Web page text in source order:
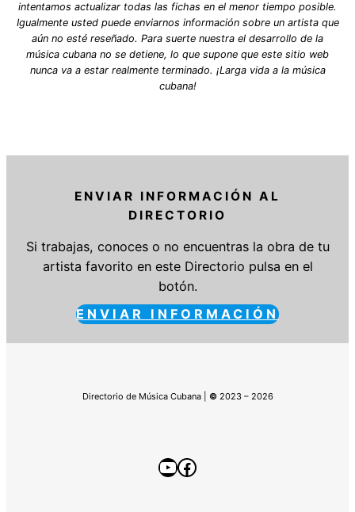
intentamos actualizar todas las fichas en el menor tiempo posible.
Igualmente usted puede enviarnos información sobre un artista que
aún no esté reseñado. Para suerte nuestra el desarrollo de la
música cubana no se detiene, lo que supone que este sitio web
nunca va a estar realmente terminado. ¡Larga vida a la música
cubana!
ENVIAR INFORMACIÓN AL
DIRECTORIO
Si trabajas, conoces o no encuentras la obra de tu
artista favorito en este Directorio pulsa en el
botón.
ENVIAR INFORMACIÓN
Directorio de Música Cubana | © 2023 – 2026
YouTube
Facebook